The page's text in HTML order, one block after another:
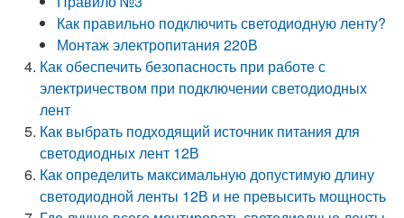
Как правильно подключить светодиодную ленту?
Монтаж электропитания 220В
Как обеспечить безопасность при работе с
электричеством при подключении светодиодных
лент
Как выбрать подходящий источник питания для
светодиодных лент 12В
Как определить максимальную допустимую длину
светодиодной ленты 12В и не превысить мощность